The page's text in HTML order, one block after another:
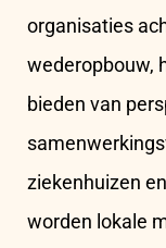
organisaties
wederopbouw,
bieden van
ziekenhuizen
worden lokale